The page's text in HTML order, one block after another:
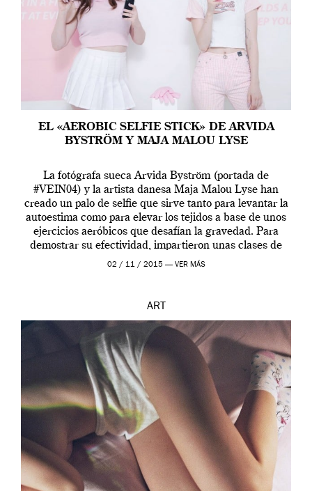
EL «AEROBIC SELFIE STICK» DE ARVIDA
BYSTRÖM Y MAJA MALOU LYSE
La fotógrafa sueca Arvida Byström (portada de
#VEIN04) y la artista danesa Maja Malou Lyse han
creado un palo de selfie que sirve tanto para levantar la
autoestima como para elevar los tejidos a base de unos
ejercicios aeróbicos que desafían la gravedad. Para
demostrar su efectividad, impartieron unas clases de
prueba en el Tate […]
02 / 11 / 2015 — VER MÁS
ART